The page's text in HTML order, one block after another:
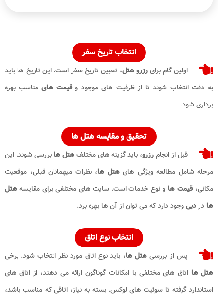
انتخاب تاریخ سفر
اولین گام برایرزرو هتل، تعیین تاریخ سفر است. این تاریخ ها باید
به دقت انتخاب شوند تا از ظرفیت های موجود وقیمت هایمناسب بهره
برداری شود.
تحقیق و مقایسه هتل ها
قبل از انجامرزرو، باید گزینه های مختلفهتل ها بررسی شوند. این
مرحله شامل مطالعه ویژگی هایهتل ها، نظرات میهمانان قبلی، موقعیت
مکانی،قیمت ها و نوع خدمات است. سایت های مختلفی برای مقایسه هتل
ها دردبیوجود دارد که می توان از آن ها بهره برد.
انتخاب نوع اتاق
پس از بررسی هتل ها، باید نوع اتاق مورد نظر انتخاب شود. برخی
هتل ها اتاق های مختلفی با امکانات گوناگون ارائه می دهند، از اتاق های
استاندارد گرفته تا سوئیت های لوکس. بسته به نیاز، اتاقی که مناسب باشد،